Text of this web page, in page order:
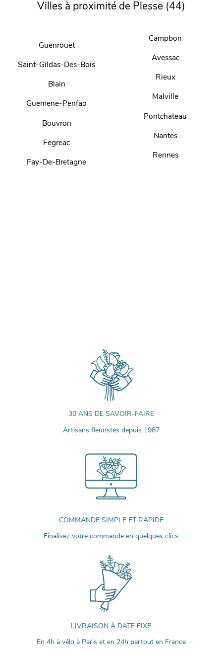
Villes à proximité de Plesse (44)
Guenrouet
Saint-Gildas-Des-Bois
Blain
Guemene-Penfao
Bouvron
Fegreac
Fay-De-Bretagne
Campbon
Avessac
Rieux
Malville
Pontchateau
Nantes
Rennes
30 ANS DE SAVOIR-FAIRE
Artisans fleuristes depuis 1987
COMMANDE SIMPLE ET RAPIDE
Finalisez votre commande en quelques clics
LIVRAISON À DATE FIXE
En 4h à vélo à Paris et en 24h partout en France